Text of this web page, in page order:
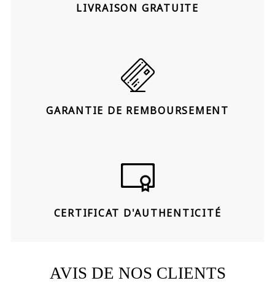
LIVRAISON GRATUITE
GARANTIE DE REMBOURSEMENT
CERTIFICAT D'AUTHENTICITÉ
AVIS DE NOS CLIENTS